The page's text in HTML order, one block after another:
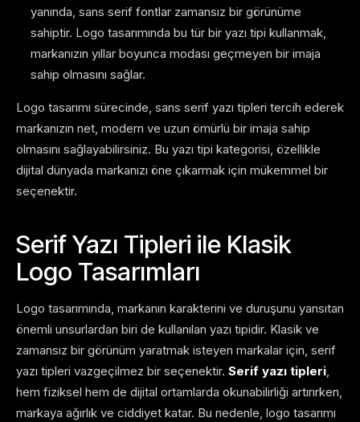
yanında, sans serif fontlar zamansız bir görünüme
sahiptir. Logo tasarımında bu tür bir yazı tipi kullanmak,
markanızın yıllar boyunca modası geçmeyen bir imaja
sahip olmasını sağlar.
Logo tasarımı sürecinde, sans serif yazı tipleri tercih ederek
markanızın net, modern ve uzun ömürlü bir imaja sahip
olmasını sağlayabilirsiniz. Bu yazı tipi kategorisi, özellikle
dijital dünyada markanızı öne çıkarmak için mükemmel bir
seçenektir.
Serif Yazı Tipleri ile Klasik
Logo Tasarımları
Logo tasarımında, markanın karakterini ve duruşunu yansıtan
önemli unsurlardan biri de kullanılan yazı tipidir. Klasik ve
zamansız bir görünüm yaratmak isteyen markalar için, serif
yazı tipleri vazgeçilmez bir seçenektir. Serif yazı tipleri,
hem fiziksel hem de dijital ortamlarda okunabilirliği artırırken,
markaya ağırlık ve ciddiyet katar. Bu nedenle, logo tasarımı